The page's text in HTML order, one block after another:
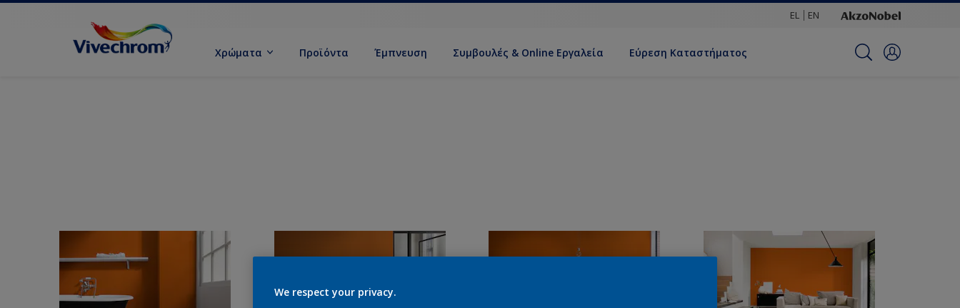
EL EN
Χρώματα Προϊόντα Έμπνευση Συμβουλές & Online Εργαλεία Εύρεση Καταστήματος
We respect your privacy.